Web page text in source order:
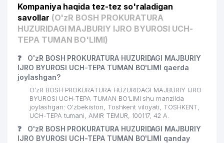
Kompaniya haqida tez-tez so'raladigan
savollar (O'zR BOSH PROKURATURA
HUZURIDAGI MAJBURIY IJRO BYUROSI UCH-
TEPA TUMAN BO'LIMI)
❓
O'zR BOSH PROKURATURA HUZURIDAGI MAJBURIY
IJRO BYUROSI UCH-TEPA TUMAN BO'LIMI qaerda
joylashgan?
O'zR BOSH PROKURATURA HUZURIDAGI MAJBURIY IJRO
BYUROSI UCH-TEPA TUMAN BO'LIMI shu manzilda
joylashgan: O'zbekiston, Toshkent viloyati, TOSHKENT,
UCH-TEPA tumani, AMIR TEMUR, 100117, 42 A.
❓
O'zR BOSH PROKURATURA HUZURIDAGI MAJBURIY
IJRO BYUROSI UCH-TEPA TUMAN BO'LIMI qanday